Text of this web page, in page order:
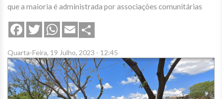
que a maioria é administrada por associações comunitárias
FacebookTwitterWhatsApp
Email
Quarta-Feira, 19 Julho, 2023 - 12:45